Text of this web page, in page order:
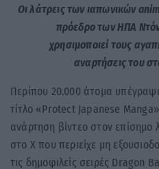
Οι λάτρεις των ιαπωνικών
πρόεδρο των ΗΠΑ
χρησιμοποιεί τους
αναρτήσεις του
Περίπου 20.000 άτομα
τίτλο «Protect Japanese
ανάρτηση βίντεο στον επίσημο
στο X που περιείχε μη
τις δημοφιλείς σειρές Dragon